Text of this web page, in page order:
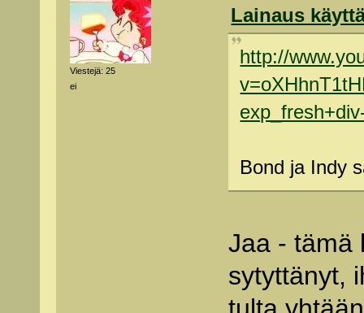
Viestejä: 25
ei
Lainaus
http://
Bond ja Indy
Jaa - tämä
sytyttänyt,